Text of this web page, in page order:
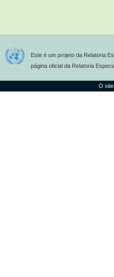
Este é um projeto da Relatoria
página oficial da Relatoria
O